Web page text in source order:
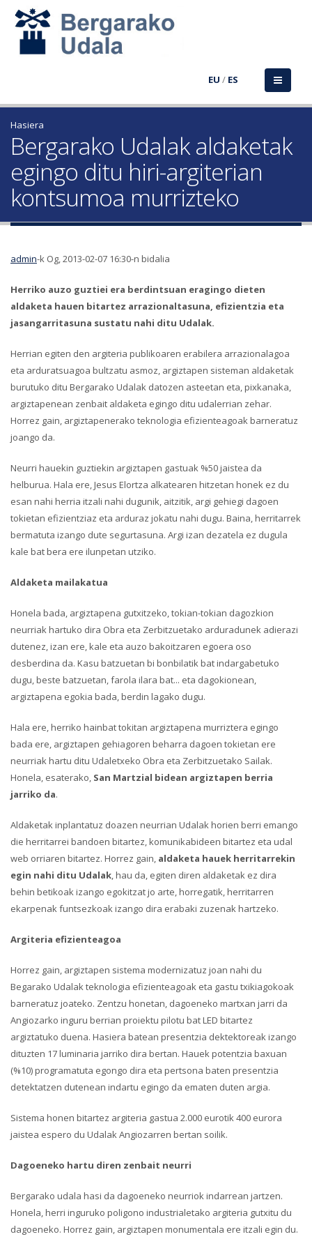
EU / ES
Hasiera
Bergarako Udalak aldaketak
egingo ditu hiri-argiterian
kontsumoa murrizteko
admin-k Og, 2013-02-07 16:30-n bidalia
Herriko auzo guztiei era berdintsuan eragingo dieten
aldaketa hauen bitartez arrazionaltasuna, efizientzia eta
jasangarritasuna sustatu nahi ditu Udalak.
Herrian egiten den argiteria publikoaren erabilera arrazionalagoa
eta arduratsuagoa bultzatu asmoz, argiztapen sisteman aldaketak
burutuko ditu Bergarako Udalak datozen asteetan eta, pixkanaka,
argiztapenean zenbait aldaketa egingo ditu udalerrian zehar.
Horrez gain, argiztapenerako teknologia efizienteagoak barneratuz
joango da.
Neurri hauekin guztiekin argiztapen gastuak %50 jaistea da
helburua. Hala ere, Jesus Elortza alkatearen hitzetan honek ez du
esan nahi herria itzali nahi dugunik, aitzitik, argi gehiegi dagoen
tokietan efizientziaz eta arduraz jokatu nahi dugu. Baina, herritarrek
bermatuta izango dute segurtasuna. Argi izan dezatela ez dugula
kale bat bera ere ilunpetan utziko.
Aldaketa mailakatua
Honela bada, argiztapena gutxitzeko, tokian-tokian dagozkion
neurriak hartuko dira Obra eta Zerbitzuetako arduradunek adierazi
dutenez, izan ere, kale eta auzo bakoitzaren egoera oso
desberdina da. Kasu batzuetan bi bonbilatik bat indargabetuko
dugu, beste batzuetan, farola ilara bat... eta dagokionean,
argiztapena egokia bada, berdin lagako dugu.
Hala ere, herriko hainbat tokitan argiztapena murriztera egingo
bada ere, argiztapen gehiagoren beharra dagoen tokietan ere
neurriak hartu ditu Udaletxeko Obra eta Zerbitzuetako Sailak.
Honela, esaterako, San Martzial bidean argiztapen berria
jarriko da.
Aldaketak inplantatuz doazen neurrian Udalak horien berri emango
die herritarrei bandoen bitartez, komunikabideen bitartez eta udal
web orriaren bitartez. Horrez gain, aldaketa hauek herritarrekin
egin nahi ditu Udalak, hau da, egiten diren aldaketak ez dira
behin betikoak izango egokitzat jo arte, horregatik, herritarren
ekarpenak funtsezkoak izango dira erabaki zuzenak hartzeko.
Argiteria efizienteagoa
Horrez gain, argiztapen sistema modernizatuz joan nahi du
Begarako Udalak teknologia efizienteagoak eta gastu txikiagokoak
barneratuz joateko. Zentzu honetan, dagoeneko martxan jarri da
Angiozarko inguru berrian proiektu pilotu bat LED bitartez
argiztatuko duena. Hasiera batean presentzia dektektoreak izango
dituzten 17 luminaria jarriko dira bertan. Hauek potentzia baxuan
(%10) programatuta egongo dira eta pertsona baten presentzia
detektatzen dutenean indartu egingo da ematen duten argia.
Sistema honen bitartez argiteria gastua 2.000 eurotik 400 eurora
jaistea espero du Udalak Angiozarren bertan soilik.
Dagoeneko hartu diren zenbait neurri
Bergarako udala hasi da dagoeneko neurriok indarrean jartzen.
Honela, herri inguruko poligono industrialetako argiteria gutxitu du
dagoeneko. Horrez gain, argiztapen monumentala ere itzali egin du.